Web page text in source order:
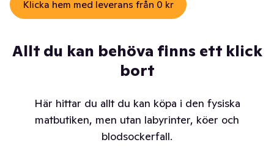
Klicka hem med leverans från 0 kr
Allt du kan behöva finns ett klick
bort
Här hittar du allt du kan köpa i den fysiska
matbutiken, men utan labyrinter, köer och
blodsockerfall.